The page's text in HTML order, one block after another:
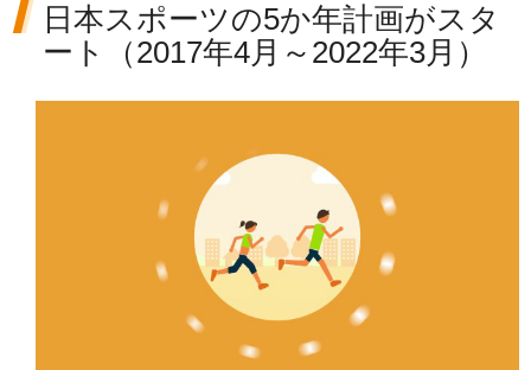
日本スポーツの5か年計画がスタ
ート（2017年4月～2022年3月）